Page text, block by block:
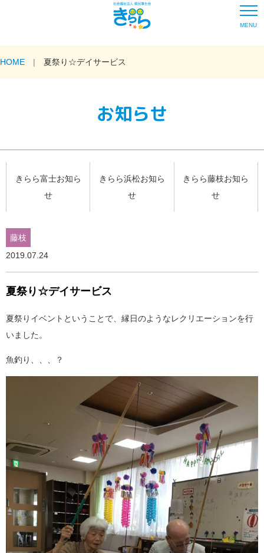
MENU
HOME 夏祭り☆デイサービス
お知らせ
きらら富士お知ら
せ
きらら浜松お知ら
せ
きらら藤枝お知ら
せ
藤枝
2019.07.24
夏祭り☆デイサービス
夏祭りイベントということで、縁日のようなレクリエーションを行
いました。
魚釣り、、、？